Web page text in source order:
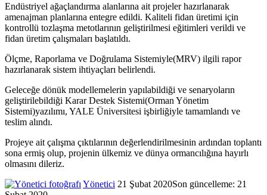
Endüstriyel ağaçlandırma alanlarına ait projeler hazırlanarak
amenajman planlarına entegre edildi. Kaliteli fidan üretimi için
kontrollü tozlaşma metotlarının geliştirilmesi eğitimleri verildi ve
fidan üretim çalışmaları başlatıldı.
Ölçme, Raporlama ve Doğrulama Sistemiyle(MRV) ilgili rapor
hazırlanarak sistem ihtiyaçları belirlendi.
Geleceğe dönük modellemelerin yapılabildiği ve senaryoların
geliştirilebildiği Karar Destek Sistemi(Orman Yönetim
Sistemi)yazılımı, YALE Üniversitesi işbirliğiyle tamamlandı ve
teslim alındı.
Projeye ait çalışma çıktılarının değerlendirilmesinin ardından toplantı
sona ermiş olup, projenin ülkemiz ve dünya ormancılığına hayırlı
olmasını dileriz.
Yönetici Twitter'da
Bir
21 Şubat 2020Son güncelleme: 21